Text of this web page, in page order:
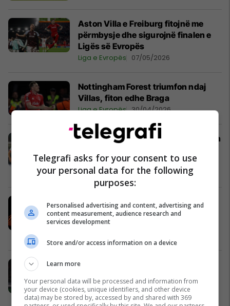
Aston Villa e Freiburg fitojnë me
përmbysje dhe sigurojnë finalen e
Ligës së Evropës
Liga e Evropës 07/05/2026
Nottingham Forest triumfon ndaj
Villas, fiton edhe Braga
Liga e Evropës 30/04/2026
Braga e shokon Betisin, kualifikohen
Freiburg e Nottingham
Liga e Evropës 16/04/2026
Dita e çerekfinaleve në Ligën e
Evropës dhe Ligën e Konferencës,
shtatë ndeshje në program
Roma luan baras në udhëtim te
Bologna në kuadër të Ligës së
Evropës
Liga e Evropës 12/03/2026
Telegrafi asks for your consent to use
your personal data for the following
purposes:
Personalised advertising and content, advertising and
content measurement, audience research and
services development
Store and/or access information on a device
Learn more
Your personal data will be processed and information from
your device (cookies, unique identifiers, and other device
data) may be stored by, accessed by and shared with 369